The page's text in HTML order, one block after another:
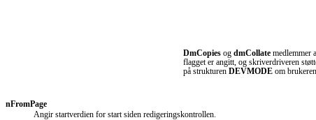
DmCopies og dmCollate medlemmer
flagget er angitt, og skriverdriveren
på strukturen DEVMODE om
nFromPage
Angir startverdien for start siden redigeringskontrollen.